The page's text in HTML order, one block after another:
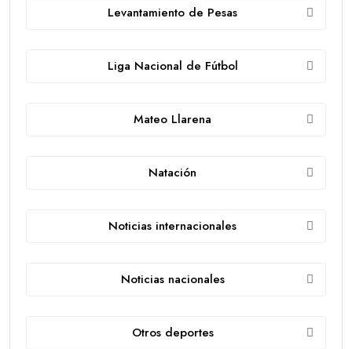
Levantamiento de Pesas
Liga Nacional de Fútbol
Mateo Llarena
Natación
Noticias internacionales
Noticias nacionales
Otros deportes